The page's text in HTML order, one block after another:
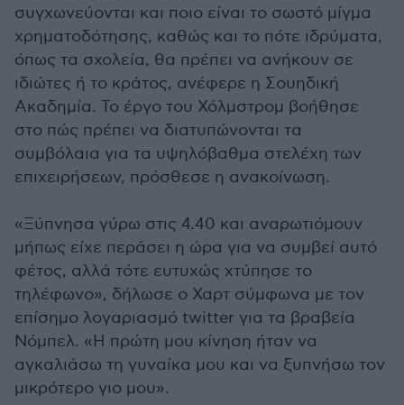
συγχωνεύονται και ποιο είναι το σωστό μίγμα
χρηματοδότησης, καθώς και το πότε ιδρύματα,
όπως τα σχολεία, θα πρέπει να ανήκουν σε
ιδιώτες ή το κράτος, ανέφερε η Σουηδική
Ακαδημία. Το έργο του Χόλμστρομ βοήθησε
στο πώς πρέπει να διατυπώνονται τα
συμβόλαια για τα υψηλόβαθμα στελέχη των
επιχειρήσεων, πρόσθεσε η ανακοίνωση.
«Ξύπνησα γύρω στις 4.40 και αναρωτιόμουν
μήπως είχε περάσει η ώρα για να συμβεί αυτό
φέτος, αλλά τότε ευτυχώς χτύπησε το
τηλέφωνο», δήλωσε ο Χαρτ σύμφωνα με τον
επίσημο λογαριασμό twitter για τα βραβεία
Νόμπελ. «Η πρώτη μου κίνηση ήταν να
αγκαλιάσω τη γυναίκα μου και να ξυπνήσω τον
μικρότερο γιο μου».